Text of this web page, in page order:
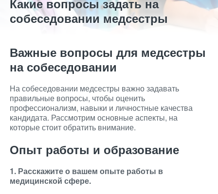
Какие вопросы задать на
собеседовании медсестры
Важные вопросы для медсестры
на собеседовании
На собеседовании медсестры важно задавать
правильные вопросы, чтобы оценить
профессионализм, навыки и личностные качества
кандидата. Рассмотрим основные аспекты, на
которые стоит обратить внимание.
Опыт работы и образование
1. Расскажите о вашем опыте работы в
медицинской сфере.